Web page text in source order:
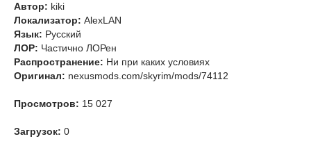
Автор: kiki
Локализатор: AlexLAN
Язык: Русский
ЛОР: Частично ЛОРен
Распространение: Ни при каких условиях
Оригинал: nexusmods.com/skyrim/mods/74112
Просмотров: 15 027
Загрузок: 0